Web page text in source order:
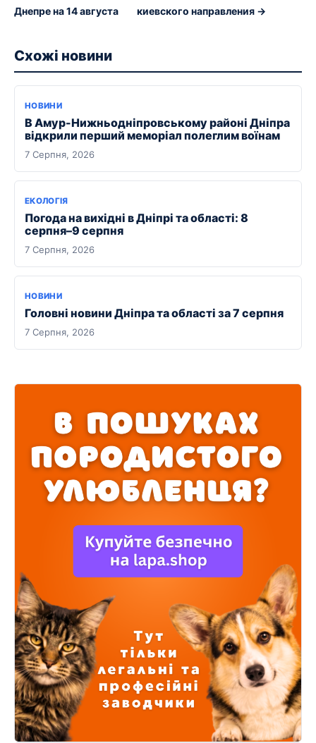
Днепре на 14 августа
киевского направления →
Схожі новини
НОВИНИ
В Амур-Нижньодніпровському районі Дніпра
відкрили перший меморіал полеглим воїнам
7 Серпня, 2026
ЕКОЛОГІЯ
Погода на вихідні в Дніпрі та області: 8
серпня–9 серпня
7 Серпня, 2026
НОВИНИ
Головні новини Дніпра та області за 7 серпня
7 Серпня, 2026